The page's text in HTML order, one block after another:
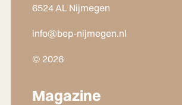
6524 AL Nijmegen
info@bep-nijmegen.nl
© 2026
Magazine